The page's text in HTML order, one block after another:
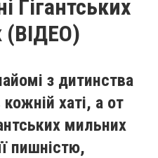
Гігантських
(ВІДЕО)
з дитинства
хаті, а от
мильних
пишністю,